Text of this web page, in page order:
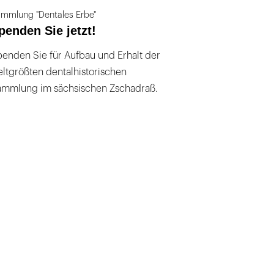
"Dentales Erbe"
Sie jetzt!
Sie für Aufbau und Erhalt der
dentalhistorischen
im sächsischen Zschadraß.